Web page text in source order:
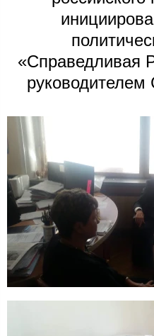
«Справедливая